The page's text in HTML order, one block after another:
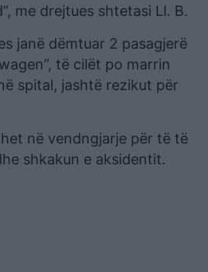
me drejtues shtetasi Ll. B.
janë dëmtuar 2 pasagjerë
të cilët po marrin
spital, jashtë rezikut për
në vendngjarje për të të
shkakun e aksidentit.